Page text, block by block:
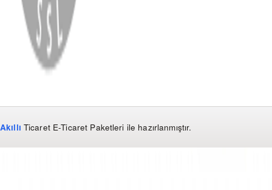
Akıllı Ticaret E-Ticaret Paketleri ile hazırlanmıştır.